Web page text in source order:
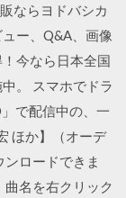
ならヨドバシカ
ー、Q&A、画像
今なら日本全国
。 スマホでドラ
で配信中の、一
ほか】（オーデ
ロードできま
名を右クリック